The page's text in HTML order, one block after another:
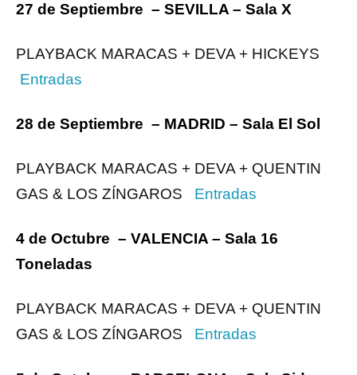
27 de Septiembre – SEVILLA – Sala X
PLAYBACK MARACAS + DEVA + HICKEYS
Entradas
28 de Septiembre – MADRID – Sala El Sol
PLAYBACK MARACAS + DEVA + QUENTIN
GAS & LOS ZÍNGAROS Entradas
4 de Octubre – VALENCIA – Sala 16
Toneladas
PLAYBACK MARACAS + DEVA + QUENTIN
GAS & LOS ZÍNGAROS Entradas